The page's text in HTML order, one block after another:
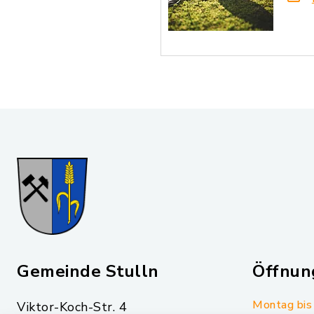
Gemeinde Stulln
Viktor-Koch-Str. 4 Montag